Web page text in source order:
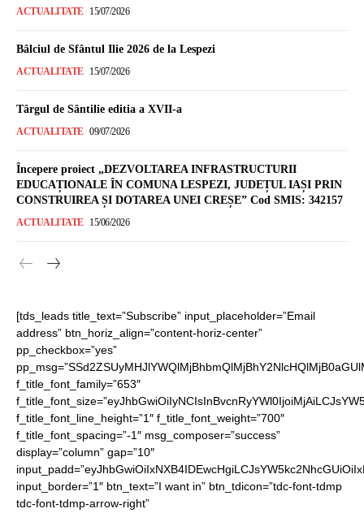
ACTUALITATE 15/07/2026
Bâlciul de Sfântul Ilie 2026 de la Lespezi
ACTUALITATE 15/07/2026
Târgul de Sântilie editia a XVII-a
ACTUALITATE 09/07/2026
Începere proiect „DEZVOLTAREA INFRASTRUCTURII
EDUCAȚIONALE ÎN COMUNA LESPEZI, JUDEȚUL IAȘI PRIN
CONSTRUIREA ȘI DOTAREA UNEI CREȘE” Cod SMIS: 342157
ACTUALITATE 15/06/2026
[tds_leads title_text=”Subscribe” input_placeholder=”Email
address” btn_horiz_align=”content-horiz-center”
pp_checkbox=”yes”
f_title_font_family=”653″
f_title_font_line_height=”1″ f_title_font_weight=”700″
f_title_font_spacing=”-1″ msg_composer=”success”
display=”column” gap=”10″
input_border=”1″ btn_text=”I want in” btn_tdicon=”tdc-font-tdmp
tdc-font-tdmp-arrow-right”